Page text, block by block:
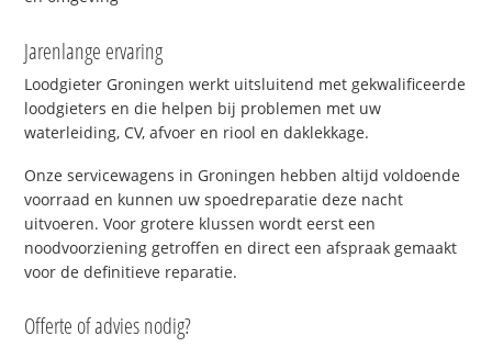
Jarenlange ervaring
Loodgieter Groningen werkt uitsluitend met gekwalificeerde
loodgieters en die helpen bij problemen met uw
waterleiding, CV, afvoer en riool en daklekkage.
Onze servicewagens in Groningen hebben altijd voldoende
voorraad en kunnen uw spoedreparatie deze nacht
uitvoeren. Voor grotere klussen wordt eerst een
noodvoorziening getroffen en direct een afspraak gemaakt
voor de definitieve reparatie.
Offerte of advies nodig?